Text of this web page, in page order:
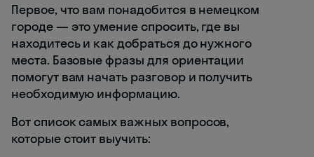
Первое, что вам понадобится в немецком
городе — это умение спросить, где вы
находитесь и как добраться до нужного
места. Базовые фразы для ориентации
помогут вам начать разговор и получить
необходимую информацию.
Вот список самых важных вопросов,
которые стоит выучить: